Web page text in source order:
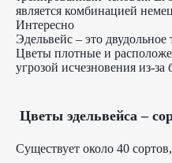
является комбинацией
Интересно
Эдельвейс – это
Цветы плотные и
угрозой исчезновения из-
Цветы эдельвейса –
Существует около 40